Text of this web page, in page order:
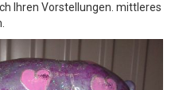
Ihren Vorstellungen. mittleres